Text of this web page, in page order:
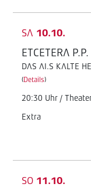
SA 10.10.
ETCETERA
DAS AI.S KALTE
(Details)
20:30 Uhr /
Extra
SO 11.10.